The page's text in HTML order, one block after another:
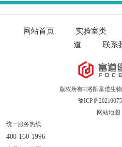
网站首页 实验室类
道
联系
版权所有©洛阳富道生
豫ICP备
网站地图
统一服务热线
400-160-1996